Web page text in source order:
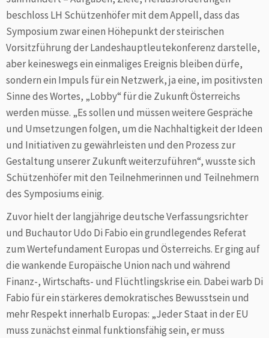
beschloss LH Schützenhöfer mit dem Appell, dass das
Symposium zwar einen Höhepunkt der steirischen
Vorsitzführung der Landeshauptleutekonferenz darstelle,
aber keineswegs ein einmaliges Ereignis bleiben dürfe,
sondern ein Impuls für ein Netzwerk, ja eine, im positivsten
Sinne des Wortes, „Lobby“ für die Zukunft Österreichs
werden müsse. „Es sollen und müssen weitere Gespräche
und Umsetzungen folgen, um die Nachhaltigkeit der Ideen
und Initiativen zu gewährleisten und den Prozess zur
Gestaltung unserer Zukunft weiterzuführen“, wusste sich
Schützenhöfer mit den Teilnehmerinnen und Teilnehmern
des Symposiums einig.
Zuvor hielt der langjährige deutsche Verfassungsrichter
und Buchautor Udo Di Fabio ein grundlegendes Referat
zum Wertefundament Europas und Österreichs. Er ging auf
die wankende Europäische Union nach und während
Finanz-, Wirtschafts- und Flüchtlingskrise ein. Dabei warb Di
Fabio für ein stärkeres demokratisches Bewusstsein und
mehr Respekt innerhalb Europas: „Jeder Staat in der EU
muss zunächst einmal funktionsfähig sein, er muss